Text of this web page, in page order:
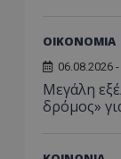
ΟΙΚΟΝΟΜΙΑ
06.08.2026
Μεγάλη
δρόμος»